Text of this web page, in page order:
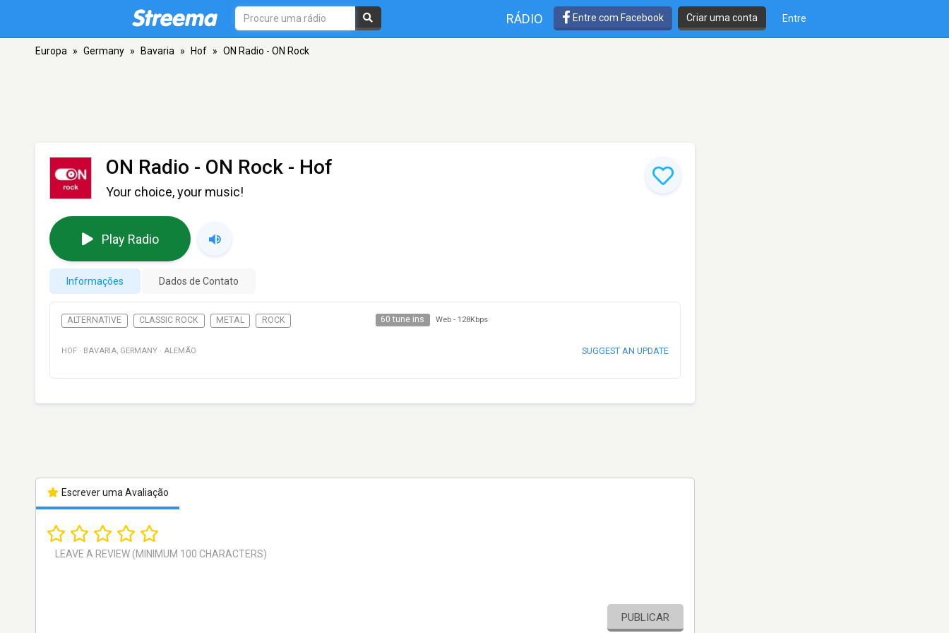
RÁDIO Entre com Facebook Criar uma conta Entre
Europa » Germany » Bavaria » Hof » ON Radio - ON Rock
ON Radio - ON Rock - Hof
Your choice, your music!
Play Radio
Informações Dados de Contato
ALTERNATIVE CLASSIC ROCK METAL ROCK 60 tune ins Web - 128Kbps
HOF · BAVARIA, GERMANY · ALEMÃO SUGGEST AN UPDATE
Escrever uma Avaliação
PUBLICAR